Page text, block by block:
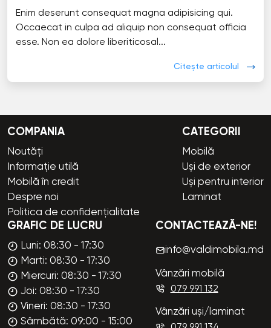
Enim deserunt consequat magna adipisicing qui.
Occaecat in culpa ad aliquip non consequat officia
esse. Non ea dolore liberiticosal...
Citește articolul
COMPANIA
Noutăți
Informație utilă
Mobilă în credit
Despre noi
Politica de confidențialitate
CATEGORII
Mobilă
Uși de exterior
Uși pentru interior
Laminat
GRAFIC DE LUCRU
Luni: 08:30 - 17:30
Marti: 08:30 - 17:30
Miercuri: 08:30 - 17:30
Joi: 08:30 - 17:30
Vineri: 08:30 - 17:30
Sâmbătă: 09:00 - 15:00
CONTACTEAZĂ-NE!
info@valdimobila.md
Vânzări mobilă
079 991 132
Vânzări uși/laminat